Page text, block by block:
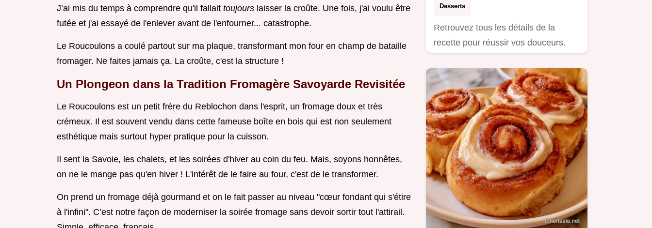
J’ai mis du temps à comprendre qu'il fallait toujours laisser la croûte. Une fois, j'ai voulu être
futée et j'ai essayé de l'enlever avant de l'enfourner... catastrophe.
Le Roucoulons a coulé partout sur ma plaque, transformant mon four en champ de bataille
fromager. Ne faites jamais ça. La croûte, c'est la structure !
Un Plongeon dans la Tradition Fromagère Savoyarde Revisitée
Le Roucoulons est un petit frère du Reblochon dans l'esprit, un fromage doux et très
crémeux. Il est souvent vendu dans cette fameuse boîte en bois qui est non seulement
esthétique mais surtout hyper pratique pour la cuisson.
Il sent la Savoie, les chalets, et les soirées d'hiver au coin du feu. Mais, soyons honnêtes,
on ne le mange pas qu'en hiver ! L'intérêt de le faire au four, c'est de le transformer.
On prend un fromage déjà gourmand et on le fait passer au niveau "cœur fondant qui s'étire
à l'infini". C’est notre façon de moderniser la soirée fromage sans devoir sortir tout l'attirail.
Desserts
Retrouvez tous les détails de la
recette pour réussir vos douceurs.